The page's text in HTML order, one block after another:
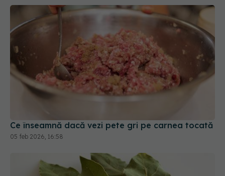
Ce înseamnă dacă vezi pete gri pe carnea tocată
05 feb 2026, 16:58